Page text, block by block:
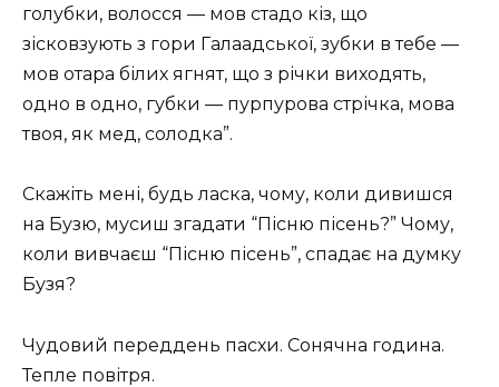
голубки, волосся — мов стадо кіз, що
зісковзують з гори Галаадської, зубки в тебе —
мов отара білих ягнят, що з річки виходять,
одно в одно, губки — пурпурова стрічка, мова
твоя, як мед, солодка”.
Скажіть мені, будь ласка, чому, коли дивишся
на Бузю, мусиш згадати “Пісню пісень?” Чому,
коли вивчаєш “Пісню пісень”, спадає на думку
Бузя?
Чудовий переддень пасхи. Сонячна година.
Тепле повітря.